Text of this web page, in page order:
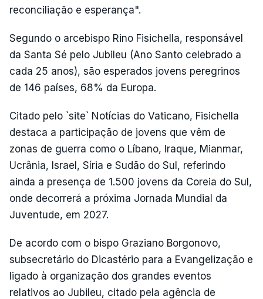
reconciliação e esperança".
Segundo o arcebispo Rino Fisichella, responsável
da Santa Sé pelo Jubileu (Ano Santo celebrado a
cada 25 anos), são esperados jovens peregrinos
de 146 países, 68% da Europa.
Citado pelo `site` Notícias do Vaticano, Fisichella
destaca a participação de jovens que vêm de
zonas de guerra como o Líbano, Iraque, Mianmar,
Ucrânia, Israel, Síria e Sudão do Sul, referindo
ainda a presença de 1.500 jovens da Coreia do Sul,
onde decorrerá a próxima Jornada Mundial da
Juventude, em 2027.
De acordo com o bispo Graziano Borgonovo,
subsecretário do Dicastério para a Evangelização e
ligado à organização dos grandes eventos
relativos ao Jubileu, citado pela agência de